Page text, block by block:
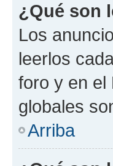
¿Qué son
Los
leerlos
foro y en el
globales
Arriba